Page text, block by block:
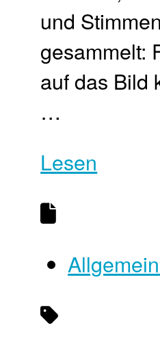
und Stimmen
gesammelt:
auf das Bild
…
Lesen